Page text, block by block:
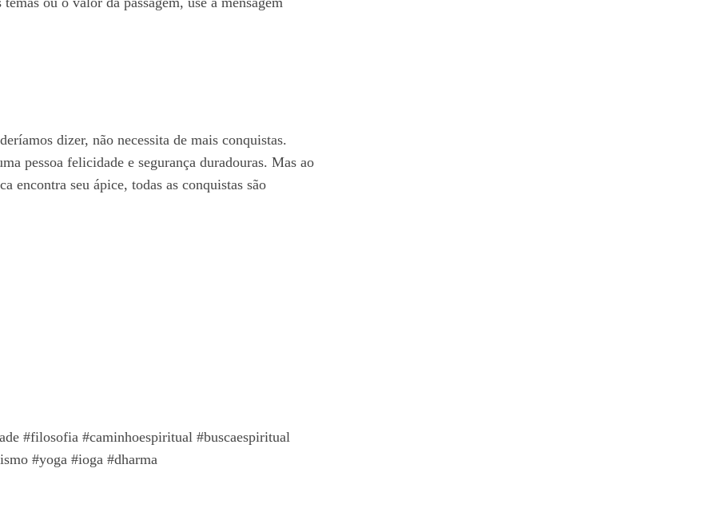
dizer, não necessita de mais conquistas.
pessoa felicidade e segurança duradouras. Mas ao
encontra seu ápice, todas as conquistas são
#filosofia #caminhoespiritual #buscaespiritual
#yoga #ioga #dharma